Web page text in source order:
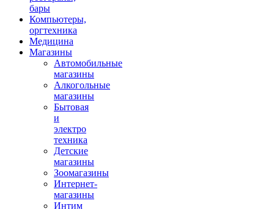
бары
Компьютеры,
оргтехника
Медицина
Магазины
Автомобильные
магазины
Алкогольные
магазины
Бытовая
и
электро
техника
Детские
магазины
Зоомагазины
Интернет-
магазины
Интим